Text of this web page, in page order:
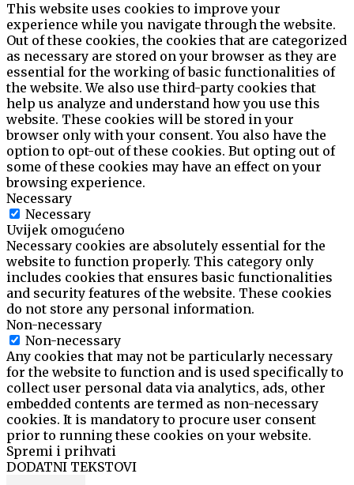
This website uses cookies to improve your
experience while you navigate through the website.
Out of these cookies, the cookies that are categorized
as necessary are stored on your browser as they are
essential for the working of basic functionalities of
the website. We also use third-party cookies that
help us analyze and understand how you use this
website. These cookies will be stored in your
browser only with your consent. You also have the
option to opt-out of these cookies. But opting out of
some of these cookies may have an effect on your
browsing experience.
Necessary
Necessary
Uvijek omogućeno
Necessary cookies are absolutely essential for the
website to function properly. This category only
includes cookies that ensures basic functionalities
and security features of the website. These cookies
do not store any personal information.
Non-necessary
Non-necessary
Any cookies that may not be particularly necessary
for the website to function and is used specifically to
collect user personal data via analytics, ads, other
embedded contents are termed as non-necessary
cookies. It is mandatory to procure user consent
prior to running these cookies on your website.
Spremi i prihvati
DODATNI TEKSTOVI